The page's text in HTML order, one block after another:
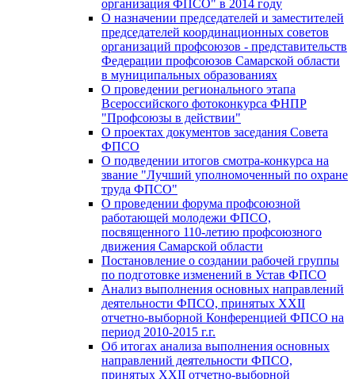
организация ФПСО" в 2014 году
О назначении председателей и заместителей
председателей координационных советов
организаций профсоюзов - представительств
Федерации профсоюзов Самарской области
в муниципальных образованиях
О проведении регионального этапа
Всероссийского фотоконкурса ФНПР
"Профсоюзы в действии"
О проектах документов заседания Совета
ФПСО
О подведении итогов смотра-конкурса на
звание "Лучший уполномоченный по охране
труда ФПСО"
О проведении форума профсоюзной
работающей молодежи ФПСО,
посвященного 110-летию профсоюзного
движения Самарской области
Постановление о создании рабочей группы
по подготовке изменений в Устав ФПСО
Анализ выполнения основных направлений
деятельности ФПСО, принятых XXII
отчетно-выборной Конференцией ФПСО на
период 2010-2015 г.г.
Об итогах анализа выполнения основных
направлений деятельности ФПСО,
принятых XXII отчетно-выборной